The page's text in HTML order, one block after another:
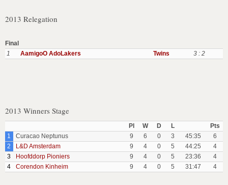
2013 Relegation
Final
1
AamigoO AdoLakers Twins 3 : 2
2013 Winners Stage
Pl W D L
Pts
1
Curacao Neptunus 9 6 0 3 45:35
6
2
L&D Amsterdam 9 4 0 5 44:25
4
3
Hoofddorp Pioniers 9 4 0 5 23:36
4
4
Corendon Kinheim 9 4 0 5 31:47 4